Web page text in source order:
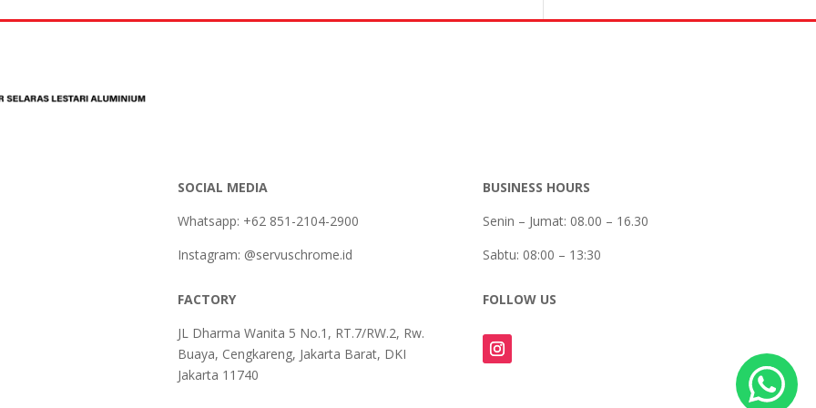
SOCIAL MEDIA
Whatsapp: +62 851-2104-2900
Instagram: @servuschrome.id
FACTORY
JL Dharma Wanita 5 No.1, RT.7/RW.2, Rw.
Buaya, Cengkareng, Jakarta Barat, DKI
Jakarta 11740
BUSINESS HOURS
Senin – Jumat: 08.00 – 16.30
Sabtu: 08:00 – 13:30
FOLLOW US